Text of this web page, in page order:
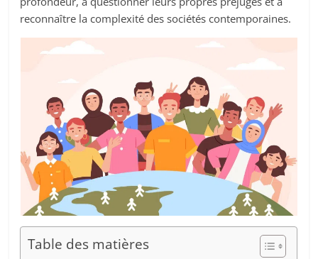
reconnaître la complexité des sociétés contemporaines.
Table des matières